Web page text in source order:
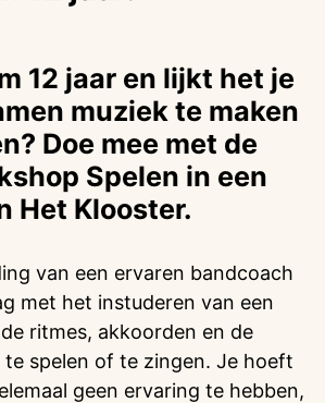
12 jaar en lijkt het je
muziek te maken
Doe mee met de
Spelen in een
Het Klooster.
van een ervaren bandcoach
met het instuderen van een
ritmes, akkoorden en de
te spelen of te zingen. Je hoeft
geen ervaring te hebben,